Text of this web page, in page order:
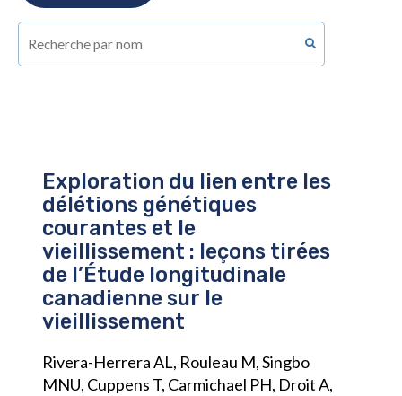
Exploration du lien entre les
délétions génétiques
courantes et le
vieillissement : leçons tirées
de l’Étude longitudinale
canadienne sur le
vieillissement
Rivera-Herrera AL, Rouleau M, Singbo
MNU, Cuppens T, Carmichael PH, Droit A,